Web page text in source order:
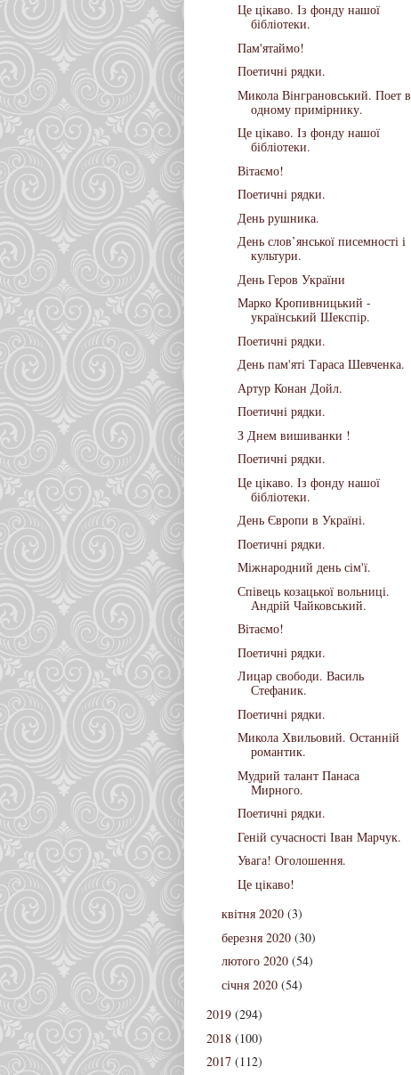
Це цікаво. Із фонду нашої
бібліотеки.
Пам'ятаймо!
Поетичні рядки.
Микола Вінграновський. Поет в
одному примірнику.
Це цікаво. Із фонду нашої
бібліотеки.
Вітаємо!
Поетичні рядки.
День рушника.
День слов’янської писемності і
культури.
День Геров України
Марко Кропивницький -
український Шекспір.
Поетичні рядки.
День пам'яті Тараса Шевченка.
Артур Конан Дойл.
Поетичні рядки.
З Днем вишиванки !
Поетичні рядки.
Це цікаво. Із фонду нашої
бібліотеки.
День Європи в Україні.
Поетичні рядки.
Міжнародний день сім'ї.
Співець козацької вольниці.
Андрій Чайковський.
Вітаємо!
Поетичні рядки.
Лицар свободи. Василь
Стефаник.
Поетичні рядки.
Микола Хвильовий. Останній
романтик.
Мудрий талант Панаса
Мирного.
Поетичні рядки.
Геній сучасності Іван Марчук.
Увага! Оголошення.
Це цікаво!
квітня 2020 (3)
березня 2020 (30)
лютого 2020 (54)
січня 2020 (54)
2019 (294)
2018 (100)
2017 (112)